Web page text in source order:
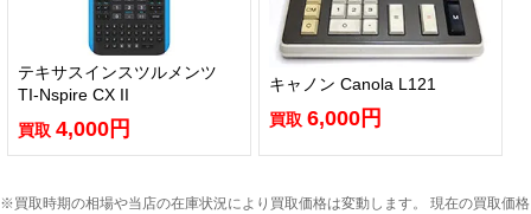
テキサスインスツルメンツ
TI-Nspire CX II
買取 4,000円
キャノン Canola L121
買取 6,000円
※買取時期の相場や当店の在庫状況により買取価格は変動します。
現在の買取価格